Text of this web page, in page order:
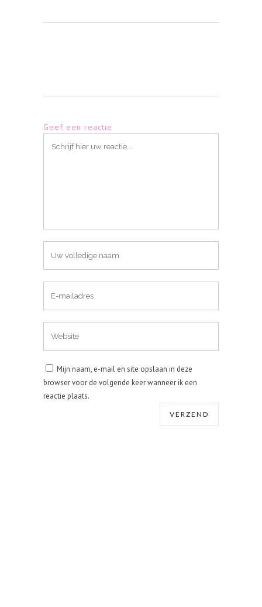
Geef een reactie
Mijn naam, e-mail en site opslaan in deze
browser voor de volgende keer wanneer ik een
reactie plaats.